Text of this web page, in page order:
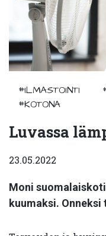
#ILMASTOINTI
#KOTONA
Luvassa
23.05.2022
Moni
kuumaksi.